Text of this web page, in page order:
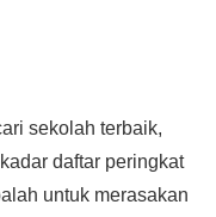
sekolah terbaik,
daftar peringkat
untuk merasakan